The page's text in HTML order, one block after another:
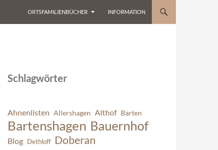
ORTSFAMILIENBÜCHER INFORMATION
Schlagwörter
Ahnenlisten Allershagen Althof Barten
Bartenshagen Bauernhof
Blog Dethloff Doberan